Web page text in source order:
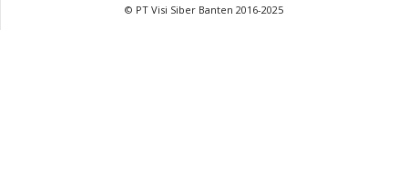
© PT Visi Siber Banten 2016-2025